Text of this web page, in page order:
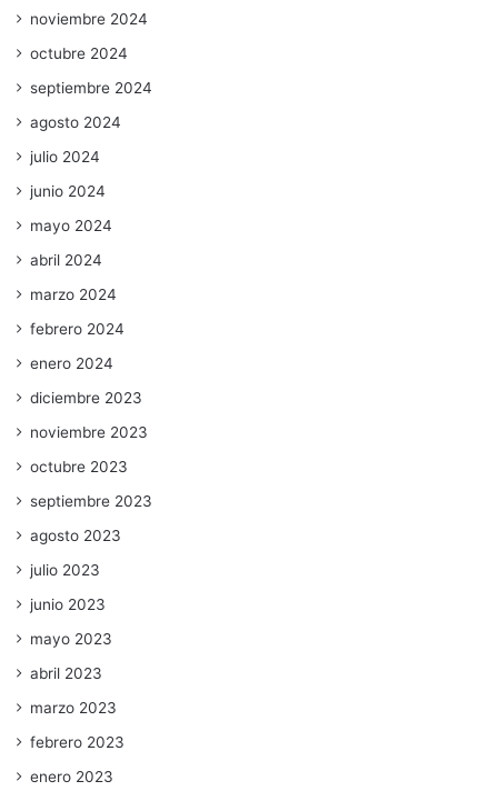
noviembre 2024
octubre 2024
septiembre 2024
agosto 2024
julio 2024
junio 2024
mayo 2024
abril 2024
marzo 2024
febrero 2024
enero 2024
diciembre 2023
noviembre 2023
octubre 2023
septiembre 2023
agosto 2023
julio 2023
junio 2023
mayo 2023
abril 2023
marzo 2023
febrero 2023
enero 2023